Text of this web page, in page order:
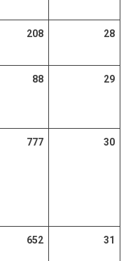
28
208
29
88
30
777
31
652